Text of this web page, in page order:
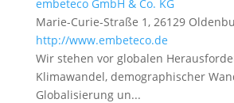
embeteco GmbH & Co. KG
Marie-Curie-Straße 1, 26129
http://www.embeteco.de
Wir stehen vor globalen
Klimawandel, demographischer
Globalisierung un...